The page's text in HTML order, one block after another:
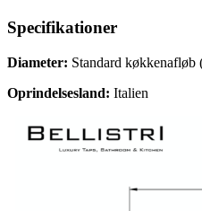
Specifikationer
Diameter: Standard køkkenafløb
Oprindelsesland: Italien